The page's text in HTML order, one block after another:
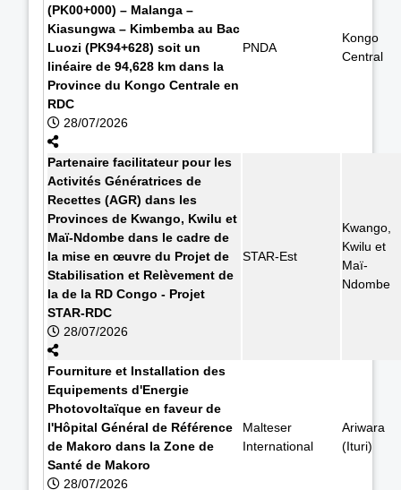
(PK00+000) – Malanga –
Kiasungwa – Kimbemba au Bac
Luozi (PK94+628) soit un
linéaire de 94,628 km dans la
Province du Kongo Centrale en
RDC
28/07/2026
PNDA
Kongo
Central
Partenaire facilitateur pour les
Activités Génératrices de
Recettes (AGR) dans les
Provinces de Kwango, Kwilu et
Maï-Ndombe dans le cadre de
la mise en œuvre du Projet de
Stabilisation et Relèvement de
la de la RD Congo - Projet
STAR-RDC
28/07/2026
STAR-Est
Kwango,
Kwilu et
Maï-
Ndombe
Fourniture et Installation des
Equipements d'Energie
Photovoltaïque en faveur de
l'Hôpital Général de Référence
de Makoro dans la Zone de
Santé de Makoro
28/07/2026
Malteser
International
Ariwara
(Ituri)